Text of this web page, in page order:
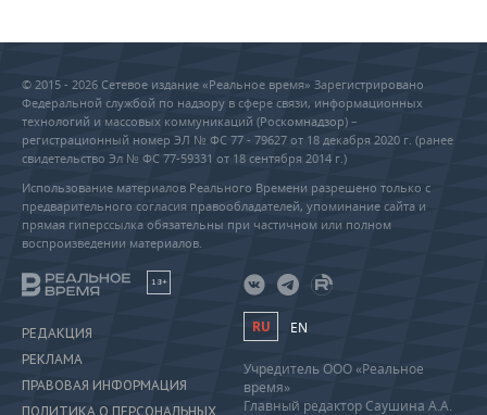
© 2015 - 2026 Сетевое издание «Реальное время» Зарегистрировано
Федеральной службой по надзору в сфере связи, информационных
технологий и массовых коммуникаций (Роскомнадзор) –
регистрационный номер ЭЛ № ФС 77 - 79627 от 18 декабря 2020 г. (ранее
свидетельство Эл № ФС 77-59331 от 18 сентября 2014 г.)
Использование материалов Реального Времени разрешено только с
предварительного согласия правообладателей, упоминание сайта и
прямая гиперссылка обязательны при частичном или полном
воспроизведении материалов.
18+
РЕДАКЦИЯ
РЕКЛАМА
ПРАВОВАЯ ИНФОРМАЦИЯ
ПОЛИТИКА О ПЕРСОНАЛЬНЫХ
RU EN
Учредитель ООО «Реальное
время»
Главный редактор Саушина А.А.